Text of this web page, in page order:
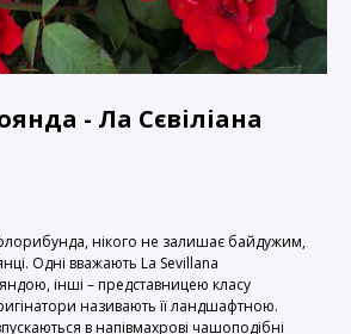
- Ла Сєвіліана
нікого не залишає байдужим,
Одні вважають La Sevillana
інші – представницею класу
називають її ландшафтною.
в напівмахрові чашоподібні